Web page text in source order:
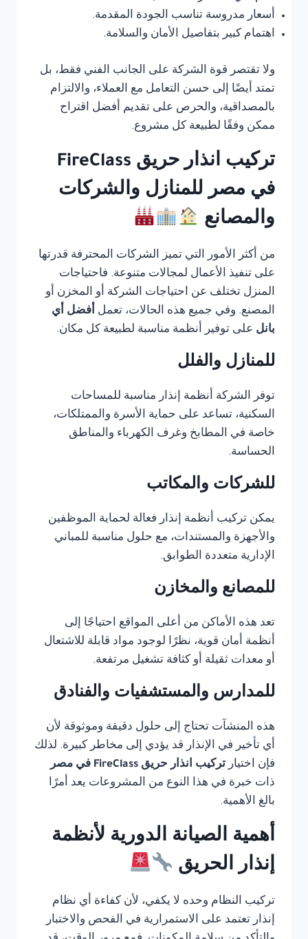
أسعار مدروسة تناسب الجودة المقدمة.
اهتمام كبير بتفاصيل الأمان والسلامة.
ولا تقتصر قوة الشركة على الجانب الفني فقط، بل
تمتد أيضًا إلى حسن التعامل مع العملاء، والالتزام
بالمصداقية، والحرص على تقديم أفضل اقتراح
ممكن وفقًا لطبيعة كل مشروع.
تركيب انذار حريق FireClass
في مصر للمنازل والشركات
والمصانع
من أكثر الأمور التي تميز الشركات المحترفة قدرتها
على تنفيذ الأعمال لمجالات متنوعة. فاحتياجات
المنزل تختلف عن احتياجات الشركة أو المخزن أو
المصنع. وفي جميع هذه الحالات، تعمل أفضل أي
بانل على توفير أنظمة مناسبة لطبيعة كل مكان.
للمنازل والفلل
توفر الشركة أنظمة إنذار مناسبة للمساحات
السكنية، تساعد على حماية الأسرة والممتلكات،
خاصة في المطابخ وغرف الكهرباء والمناطق
الحساسة.
للشركات والمكاتب
يمكن تركيب أنظمة إنذار فعالة لحماية الموظفين
والأجهزة والمستندات، مع حلول مناسبة للمباني
الإدارية متعددة الطوابق.
للمصانع والمخازن
تعد هذه الأماكن من أعلى المواقع احتياجًا إلى
أنظمة أمان قوية، نظرًا لوجود مواد قابلة للاشتعال
أو معدات ثقيلة أو كثافة تشغيل مرتفعة.
للمدارس والمستشفيات والفنادق
هذه المنشآت تحتاج إلى حلول دقيقة وموثوقة لأن
أي تأخير في الإنذار قد يؤدي إلى مخاطر كبيرة. لذلك
فإن اختيار تركيب انذار حريق FireClass في مصر
ذات خبرة في هذا النوع من المشروعات يعد أمرًا
بالغ الأهمية.
أهمية الصيانة الدورية لأنظمة
إنذار الحريق
تركيب النظام وحده لا يكفي، لأن كفاءة أي نظام
إنذار تعتمد على الاستمرارية في الفحص والاختبار